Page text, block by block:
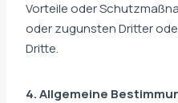
Vorteile oder
oder zugunsten Dritter
Dritte.
4. Allgemeine